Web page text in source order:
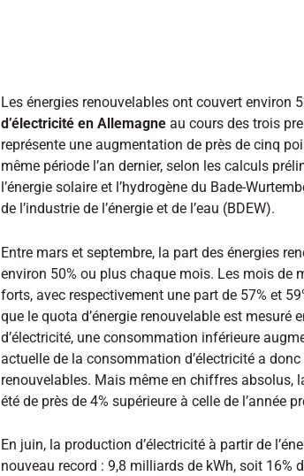
Les énergies renouvelables ont couvert environ
d’électricité en Allemagne au cours des trois
représente une augmentation de près de cinq
même période l’an dernier, selon les calculs
l’énergie solaire et l’hydrogène du Bade-
de l’industrie de l’énergie et de l’eau (BDEW).
Entre mars et septembre, la part des énergies
environ 50% ou plus chaque mois. Les mois de
forts, avec respectivement une part de 57% et
que le quota d’énergie renouvelable est
d’électricité, une consommation inférieure
actuelle de la consommation d’électricité a
renouvelables. Mais même en chiffres absolus,
été de près de 4% supérieure à celle de l’année
En juin, la production d’électricité à partir de
nouveau record : 9,8 milliards de kWh, soit 16%